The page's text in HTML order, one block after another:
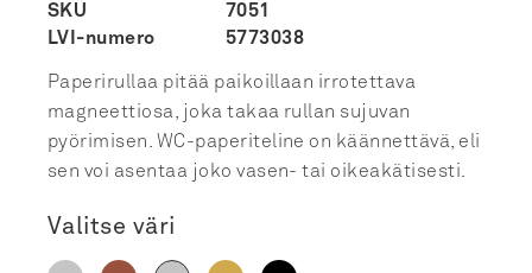
SKU
7051
LVI-numero
5773038
Paperirullaa pitää paikoillaan irrotettava
magneettiosa, joka takaa rullan sujuvan
pyörimisen. WC-paperiteline on käännettävä, eli
sen voi asentaa joko vasen- tai oikeakätisesti.
Valitse väri